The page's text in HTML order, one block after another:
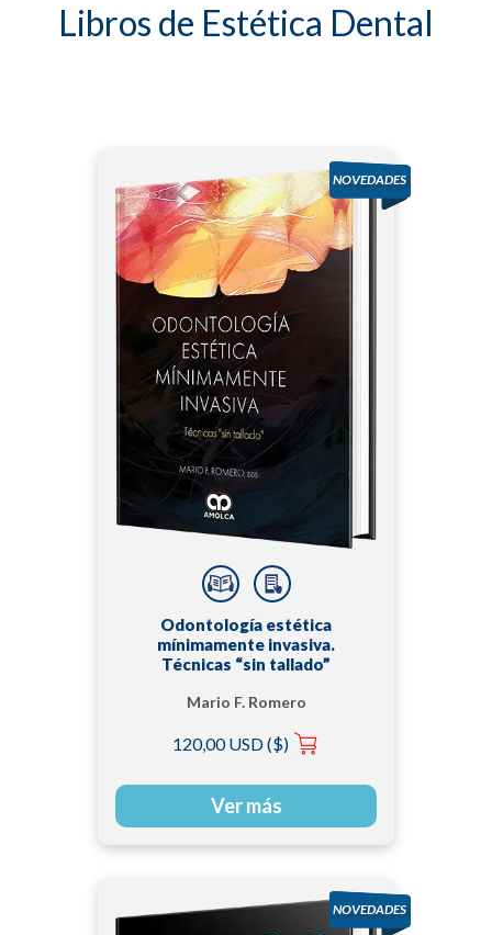
Libros de Estética Dental
Odontología estética
mínimamente invasiva.
Técnicas “sin tallado”
Mario F. Romero
120,00 USD ($)
Ver más